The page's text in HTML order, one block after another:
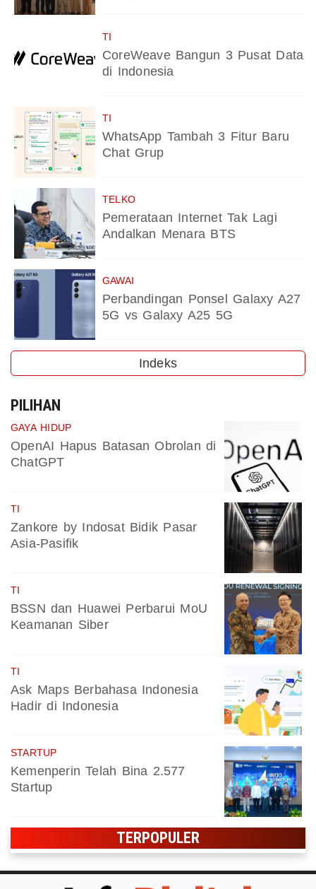
TI
CoreWeave Bangun 3 Pusat Data
di Indonesia
TI
WhatsApp Tambah 3 Fitur Baru
Chat Grup
TELKO
Pemerataan Internet Tak Lagi
Andalkan Menara BTS
GAWAI
Perbandingan Ponsel Galaxy A27
5G vs Galaxy A25 5G
Indeks
PILIHAN
GAYA HIDUP
OpenAI Hapus Batasan Obrolan di
ChatGPT
TI
Zankore by Indosat Bidik Pasar
Asia-Pasifik
TI
BSSN dan Huawei Perbarui MoU
Keamanan Siber
TI
Ask Maps Berbahasa Indonesia
Hadir di Indonesia
STARTUP
Kemenperin Telah Bina 2.577
Startup
TERPOPULER